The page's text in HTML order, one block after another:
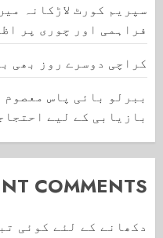
سپریم کورٹ لاڑکانہ
فراہمی اور چوری پر
کراچی دوسرے روز بھی
ببرلو بائی پاس
بازیابی کے لیے
COMMENTS
دکھانے کے لئے کوئی